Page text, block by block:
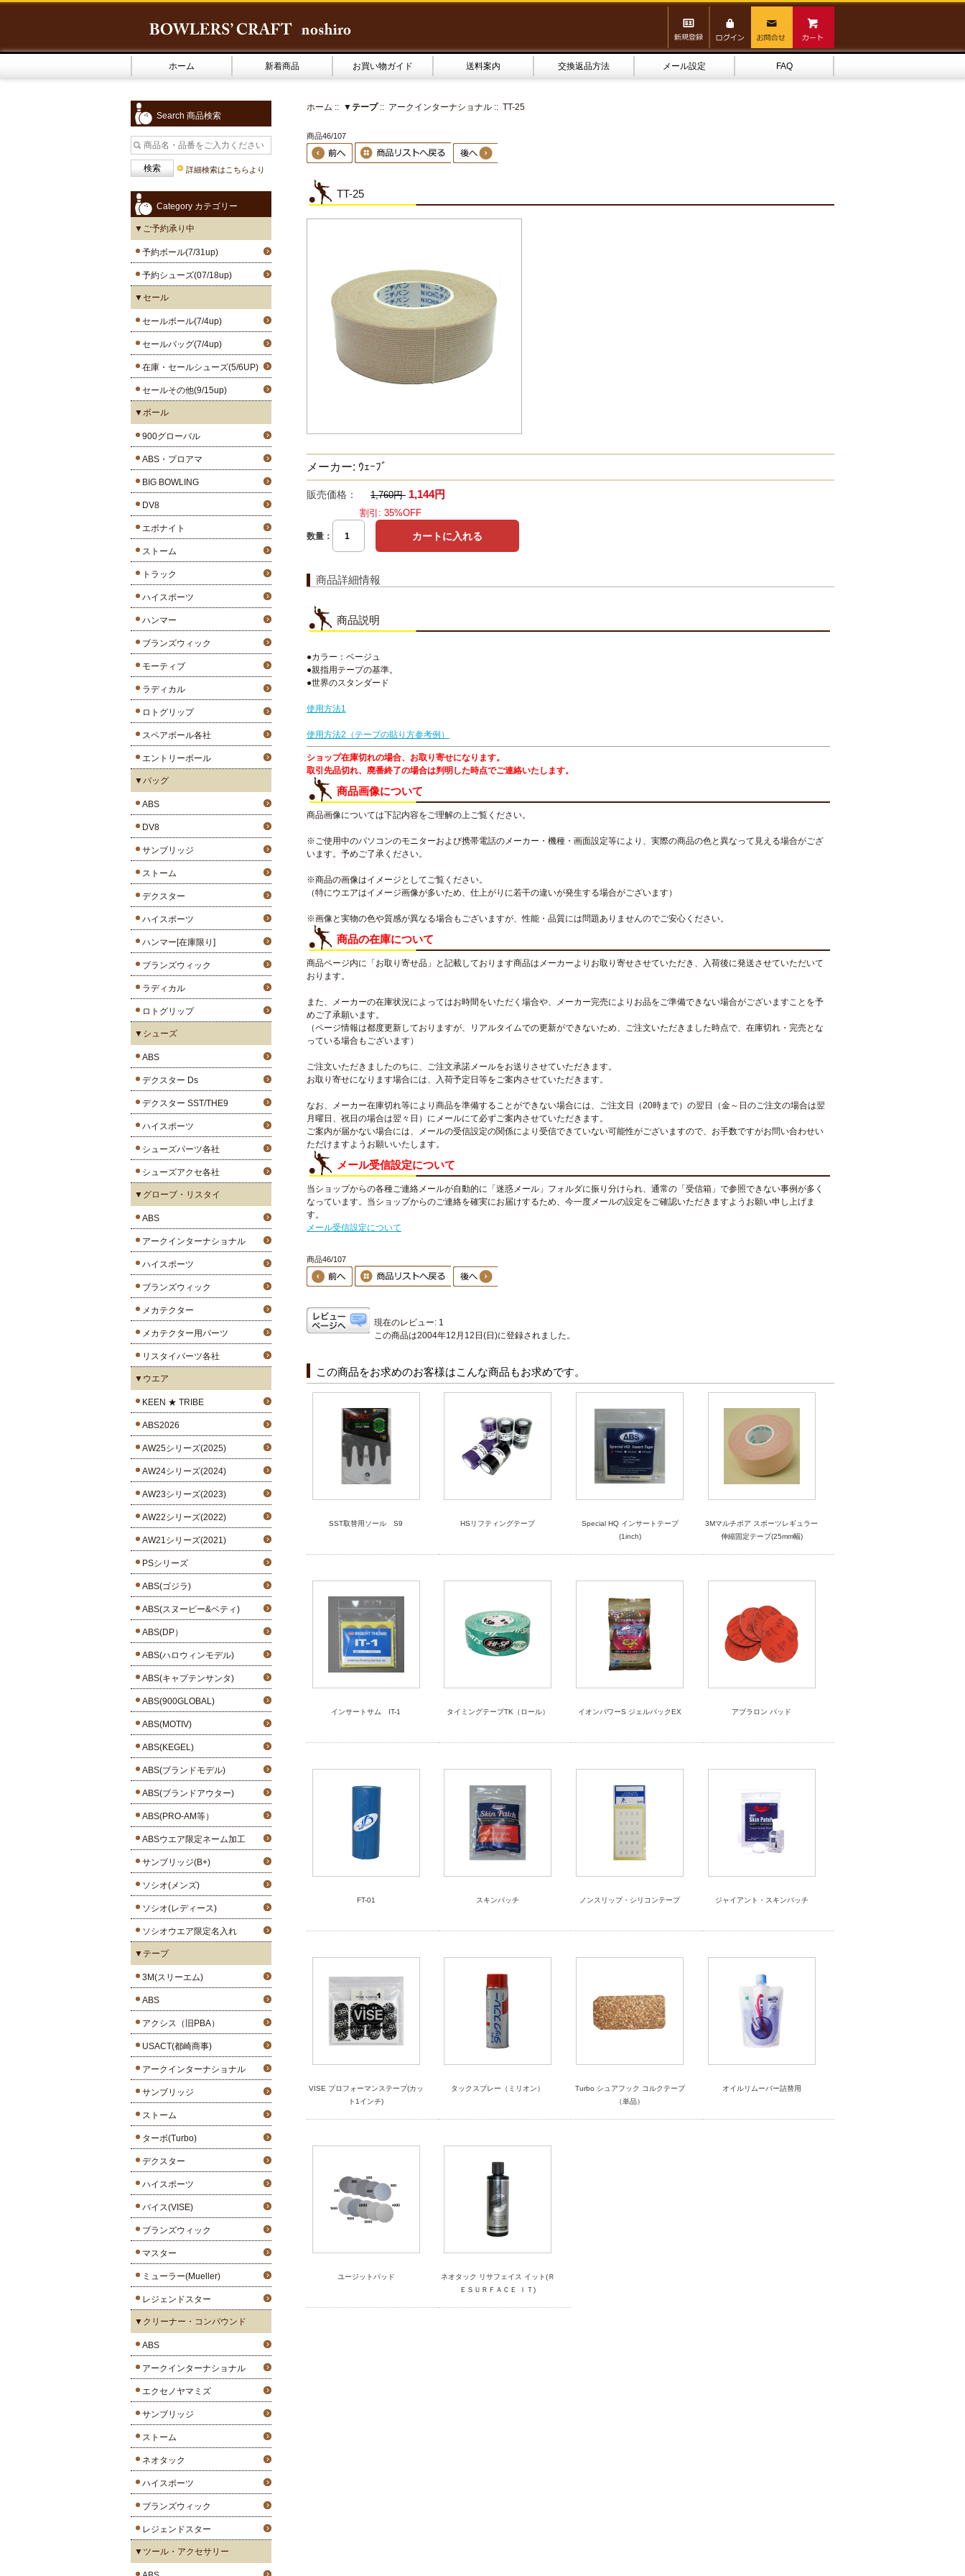
ホーム 新着商品 お買い物ガイド 送料案内 交換返品方法 メール設定 FAQ
Search 商品検索
詳細検索はこちらより
Category カテゴリー
▼ご予約承り中
予約ボール(7/31up)
予約シューズ(07/18up)
▼セール
セールボール(7/4up)
セールバッグ(7/4up)
在庫・セールシューズ(5/6UP)
セールその他(9/15up)
▼ボール
900グローバル
ABS・プロアマ
BIG BOWLING
DV8
エボナイト
ストーム
トラック
ハイスポーツ
ハンマー
ブランズウィック
モーティブ
ラディカル
ロトグリップ
スペアボール各社
エントリーボール
▼バッグ
ABS
DV8
サンブリッジ
ストーム
デクスター
ハイスポーツ
ハンマー[在庫限り]
ブランズウィック
ラディカル
ロトグリップ
▼シューズ
ABS
デクスター Ds
デクスター SST/THE9
ハイスポーツ
シューズパーツ各社
シューズアクセ各社
▼グローブ・リスタイ
ABS
アークインターナショナル
ハイスポーツ
ブランズウィック
メカテクター
メカテクター用パーツ
リスタイパーツ各社
▼ウエア
KEEN ★ TRIBE
ABS2026
AW25シリーズ(2025)
AW24シリーズ(2024)
AW23シリーズ(2023)
AW22シリーズ(2022)
AW21シリーズ(2021)
PSシリーズ
ABS(ゴジラ)
ABS(スヌーピー&ベティ)
ABS(DP）
ABS(ハロウィンモデル)
ABS(キャプテンサンタ)
ABS(900GLOBAL)
ABS(MOTIV)
ABS(KEGEL)
ABS(ブランドモデル)
ABS(ブランドアウター)
ABS(PRO-AM等）
ABSウエア限定ネーム加工
サンブリッジ(B+)
ソシオ(メンズ)
ソシオ(レディース)
ソシオウエア限定名入れ
▼テープ
3M(スリーエム)
ABS
アクシス（旧PBA）
USACT(都崎商事)
アークインターナショナル
サンブリッジ
ストーム
ターボ(Turbo)
デクスター
ハイスポーツ
バイス(VISE)
ブランズウィック
マスター
ミューラー(Mueller)
レジェンドスター
▼クリーナー・コンパウンド
ABS
アークインターナショナル
エクセノヤマミズ
サンブリッジ
ストーム
ネオタック
ハイスポーツ
ブランズウィック
レジェンドスター
▼ツール・アクセサリー
ホーム :: ▼テープ:: アークインターナショナル :: TT-25
商品46/107
TT-25
メーカー: ｳｪｰﾌﾞ
販売価格： 1,760円 1,144円
割引: 35%OFF
数量：
商品詳細情報
商品説明
●カラー：ベージュ
●親指用テープの基準。
●世界のスタンダード
使用方法1
使用方法2（テープの貼り方参考例）
ショップ在庫切れの場合、お取り寄せになります。
取引先品切れ、廃番終了の場合は判明した時点でご連絡いたします。
商品画像について
商品画像については下記内容をご理解の上ご覧ください。
※ご使用中のパソコンのモニターおよび携帯電話のメーカー・機種・画面設定等により、実際の商品の色と異なって見える場合がござ
います。予めご了承ください。
※商品の画像はイメージとしてご覧ください。
（特にウエアはイメージ画像が多いため、仕上がりに若干の違いが発生する場合がございます）
※画像と実物の色や質感が異なる場合もございますが、性能・品質には問題ありませんのでご安心ください。
商品の在庫について
商品ページ内に「お取り寄せ品」と記載しております商品はメーカーよりお取り寄せさせていただき、入荷後に発送させていただいて
おります。
また、メーカーの在庫状況によってはお時間をいただく場合や、メーカー完売によりお品をご準備できない場合がございますことを予
めご了承願います。
（ページ情報は都度更新しておりますが、リアルタイムでの更新ができないため、ご注文いただきました時点で、在庫切れ・完売とな
っている場合もございます）
ご注文いただきましたのちに、ご注文承諾メールをお送りさせていただきます。
お取り寄せになります場合には、入荷予定日等をご案内させていただきます。
なお、メーカー在庫切れ等により商品を準備することができない場合には、ご注文日（20時まで）の翌日（金～日のご注文の場合は翌
月曜日、祝日の場合は翌々日）にメールにて必ずご案内させていただきます。
ご案内が届かない場合には、メールの受信設定の関係により受信できていない可能性がございますので、お手数ですがお問い合わせい
ただけますようお願いいたします。
メール受信設定について
当ショップからの各種ご連絡メールが自動的に「迷惑メール」フォルダに振り分けられ、通常の「受信箱」で参照できない事例が多く
なっています。当ショップからのご連絡を確実にお届けするため、今一度メールの設定をご確認いただきますようお願い申し上げま
す。
メール受信設定について
商品46/107
現在のレビュー: 1
この商品は2004年12月12日(日)に登録されました。
この商品をお求めのお客様はこんな商品もお求めです。
SST取替用ソール S9 HSリフティングテープ
Special HQ インサートテープ
(1inch)
3Mマルチポア スポーツレギュラー
伸縮固定テープ(25mm幅)
インサートサム IT-1 タイミングテープTK（ロール） イオンパワーS ジェルパックEX アブラロン パッド
FT-01 スキンパッチ ノンスリップ・シリコンテープ ジャイアント・スキンパッチ
VISE プロフォーマンステープ(カッ
ト1インチ)
タックスプレー（ミリオン）
Turbo シュアフック コルクテープ
（単品）
オイルリムーバー詰替用
ユージットパッド
ネオタック リサフェイス イット(Ｒ
ＥＳＵＲＦＡＣＥ ＩＴ)